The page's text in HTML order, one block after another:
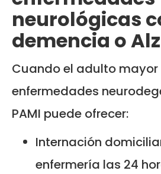
neurológicas
demencia o
Cuando el adulto mayor
enfermedades
PAMI puede ofrecer:
Internación
enfermería las 24